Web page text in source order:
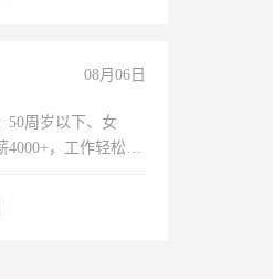
08月06日
50周岁以下、女
4000+，工作轻松，